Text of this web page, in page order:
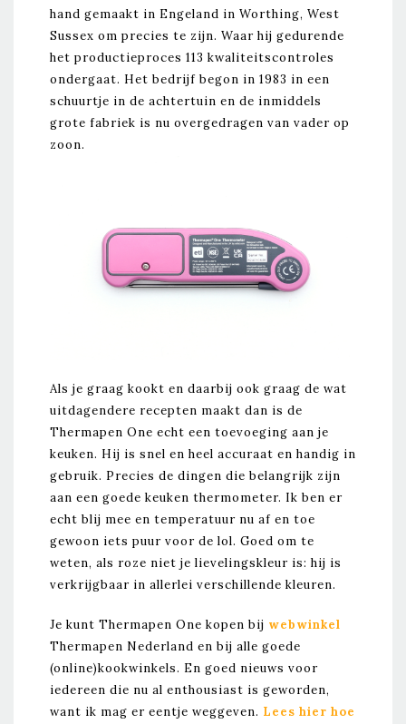
hand gemaakt in Engeland in Worthing, West
Sussex om precies te zijn. Waar hij gedurende
het productieproces 113 kwaliteitscontroles
ondergaat. Het bedrijf begon in 1983 in een
schuurtje in de achtertuin en de inmiddels
grote fabriek is nu overgedragen van vader op
zoon.
Als je graag kookt en daarbij ook graag de wat
uitdagendere recepten maakt dan is de
Thermapen One echt een toevoeging aan je
keuken. Hij is snel en heel accuraat en handig in
gebruik. Precies de dingen die belangrijk zijn
aan een goede keuken thermometer. Ik ben er
echt blij mee en temperatuur nu af en toe
gewoon iets puur voor de lol. Goed om te
weten, als roze niet je lievelingskleur is: hij is
verkrijgbaar in allerlei verschillende kleuren.
Je kunt Thermapen One kopen bij webwinkel
Thermapen Nederland en bij alle goede
(online)kookwinkels. En goed nieuws voor
iedereen die nu al enthousiast is geworden,
want ik mag er eentje weggeven. Lees hier hoe